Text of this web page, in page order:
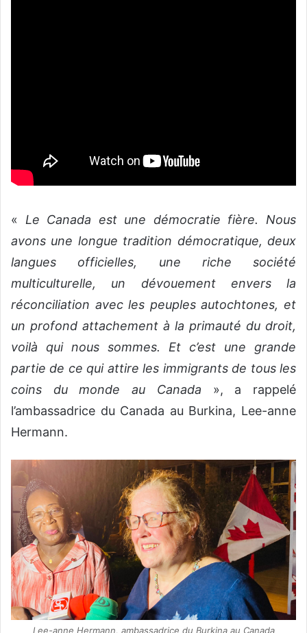
« Le Canada est une démocratie fière. Nous
avons une longue tradition démocratique, deux
langues officielles, une riche société
multiculturelle, un dévouement envers la
réconciliation avec les peuples autochtones, et
un profond attachement à la primauté du droit,
voilà qui nous sommes. Et c’est une grande
partie de ce qui attire les immigrants de tous les
coins du monde au Canada », a rappelé
l’ambassadrice du Canada au Burkina, Lee-anne
Hermann.
Lee-anne Hermann, ambassadrice du Burkina au Canada